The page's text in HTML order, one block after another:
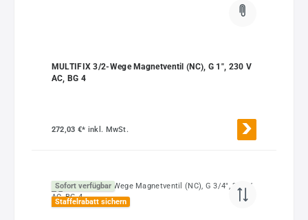
MULTIFIX 3/2-Wege Magnetventil (NC), G 1", 230 V
AC, BG 4
272,03 €* inkl. MwSt.
Sofort verfügbar
Staffelrabatt sichern